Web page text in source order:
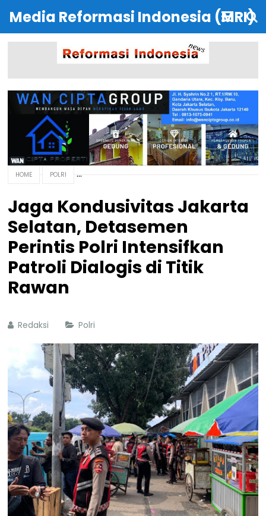
Media Reformasi Indonesia (MRI)
HOME POLRI
Jaga Kondusivitas Jakarta
Selatan, Detasemen
Perintis Polri Intensifkan
Patroli Dialogis di Titik
Rawan
Redaksi Polri